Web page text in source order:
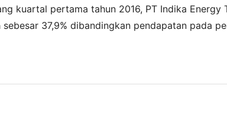
kuartal pertama tahun 2016, PT Indika
sebesar 37,9% dibandingkan pendapatan pada